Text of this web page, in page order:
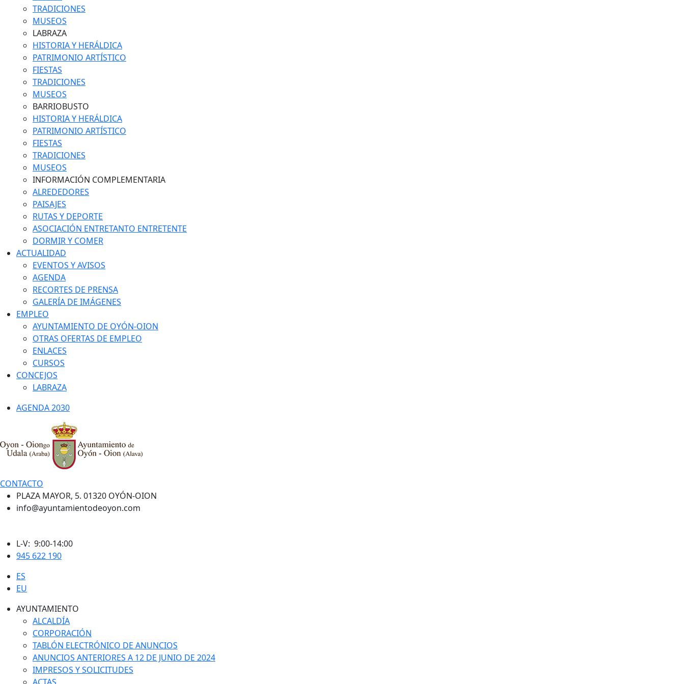
TRADICIONES
MUSEOS
LABRAZA
HISTORIA Y HERÁLDICA
PATRIMONIO ARTÍSTICO
FIESTAS
TRADICIONES
MUSEOS
BARRIOBUSTO
HISTORIA Y HERÁLDICA
PATRIMONIO ARTÍSTICO
FIESTAS
TRADICIONES
MUSEOS
INFORMACIÓN COMPLEMENTARIA
ALREDEDORES
PAISAJES
RUTAS Y DEPORTE
ASOCIACIÓN ENTRETANTO ENTRETENTE
DORMIR Y COMER
ACTUALIDAD
EVENTOS Y AVISOS
AGENDA
RECORTES DE PRENSA
GALERÍA DE IMÁGENES
EMPLEO
AYUNTAMIENTO DE OYÓN-OION
OTRAS OFERTAS DE EMPLEO
ENLACES
CURSOS
CONCEJOS
LABRAZA
AGENDA 2030
CONTACTO
PLAZA MAYOR, 5. 01320 OYÓN-OION
info@ayuntamientodeoyon.com
L-V: 9:00-14:00
945 622 190
ES
EU
AYUNTAMIENTO
ALCALDÍA
CORPORACIÓN
TABLÓN ELECTRÓNICO DE ANUNCIOS
ANUNCIOS ANTERIORES A 12 DE JUNIO DE 2024
IMPRESOS Y SOLICITUDES